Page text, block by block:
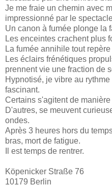
Je me fraie un chemin avec
impressionné par le
Un canon à fumée plonge la
Les enceintes crachent plus
La fumée annihile tout
Les éclairs frénétiques
prennent vie une fraction de
Hypnotisé, je vibre au
fascinant.
Certains s'agitent de manière
D'autres, se meuvent
ondes.
Après 3 heures hors du
bras, mort de fatigue.
Il est temps de rentrer.
Köpenicker Straße 76
10179 Berlin